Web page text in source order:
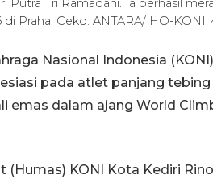
Tri Ramadani. Ia berhasil
Praha, Ceko. ANTARA/ HO-KONI
Nasional Indonesia
pada atlet panjang tebing
emas dalam ajang World
(Humas) KONI Kota Kediri